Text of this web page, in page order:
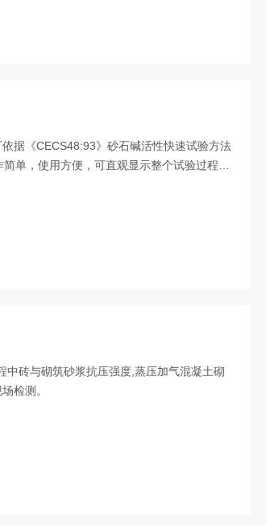
据《CECS48:93》砂石碱活性快速试验方法
单，使用方便，可直观显示整个试验过程的
砖与砌筑砂浆抗压强度,蒸压加气混凝土砌
检测。